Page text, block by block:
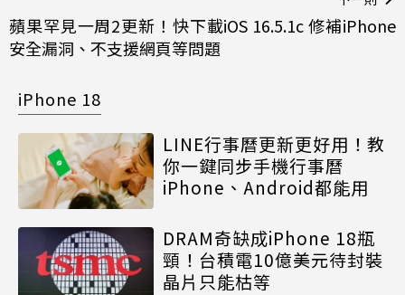
蘋果罕見一周2更新！快下載iOS 16.5.1c 修補iPhone
安全漏洞、不支援網頁等問題
iPhone 18
LINE行事曆更新更好用！教
你一鍵同步手機行事曆
iPhone、Android都能用
DRAM奇缺成iPhone 18瓶
頸！台積電10億美元待封裝
晶片只能枯等